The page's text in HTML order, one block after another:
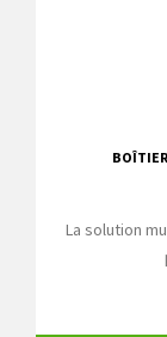
La solution